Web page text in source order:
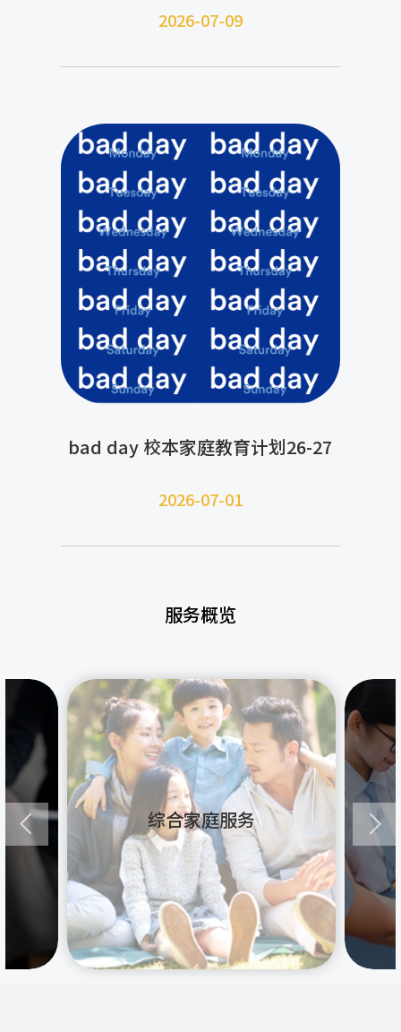
2026-07-09
bad day 校本家庭教育计划26-27
2026-07-01
服务概览
综合家庭服务